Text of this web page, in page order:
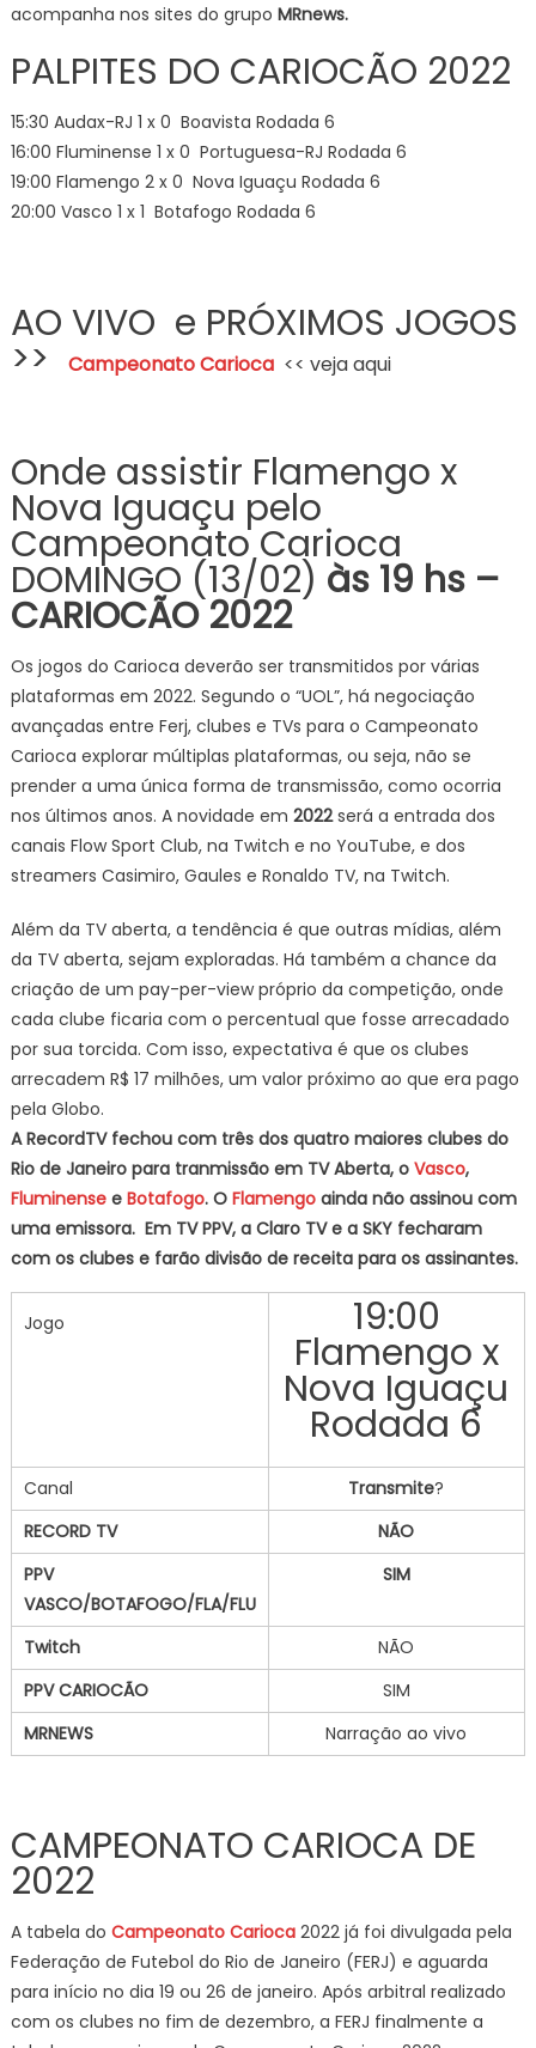
acompanha nos sites do grupo MRnews.
PALPITES DO CARIOCÃO 2022
15:30 Audax-RJ 1 x 0 Boavista Rodada 6
16:00 Fluminense 1 x 0 Portuguesa-RJ Rodada 6
19:00 Flamengo 2 x 0 Nova Iguaçu Rodada 6
20:00 Vasco 1 x 1 Botafogo Rodada 6
AO VIVO e PRÓXIMOS JOGOS
>> Campeonato Carioca << veja aqui
Onde assistir Flamengo x
Nova Iguaçu pelo
Campeonato Carioca
DOMINGO (13/02) às 19 hs –
CARIOCÃO 2022
Os jogos do Carioca deverão ser transmitidos por várias
plataformas em 2022. Segundo o “UOL”, há negociação
avançadas entre Ferj, clubes e TVs para o Campeonato
Carioca explorar múltiplas plataformas, ou seja, não se
prender a uma única forma de transmissão, como ocorria
nos últimos anos. A novidade em 2022será a entrada dos
canais Flow Sport Club, na Twitch e no YouTube, e dos
streamers Casimiro, Gaules e Ronaldo TV, na Twitch.
Além da TV aberta, a tendência é que outras mídias, além
da TV aberta, sejam exploradas. Há também a chance da
criação de um pay-per-view próprio da competição, onde
cada clube ficaria com o percentual que fosse arrecadado
por sua torcida. Com isso, expectativa é que os clubes
arrecadem R$ 17 milhões, um valor próximo ao que era pago
pela Globo.
A RecordTV fechou com três dos quatro maiores clubes do
Rio de Janeiro para tranmissão em TV Aberta, o Vasco,
Fluminensee Botafogo. O Flamengoainda não assinou com
uma emissora. Em TV PPV, a Claro TV e a SKY fecharam
com os clubes e farão divisão de receita para os assinantes.
Jogo 19:00
Flamengo x
Nova Iguaçu
Rodada 6
Canal Transmite?
RECORD TV
NÃO
PPV
VASCO/BOTAFOGO/FLA/FLU
SIM
Twitch
NÃO
PPV CARIOCÃO
SIM
MRNEWS
Narração ao vivo
CAMPEONATO CARIOCA DE
2022
A tabela do Campeonato Carioca2022 já foi divulgada pela
Federação de Futebol do Rio de Janeiro (FERJ) e aguarda
para início no dia 19 ou 26 de janeiro. Após arbitral realizado
com os clubes no fim de dezembro, a FERJ finalmente a